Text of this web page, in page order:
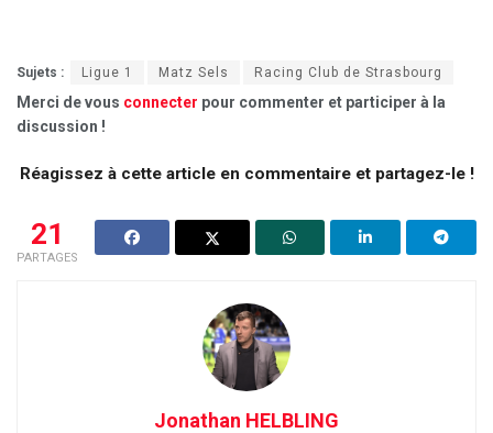
Sujets : Ligue 1 Matz Sels Racing Club de Strasbourg
Merci de vous connecter pour commenter et participer à la
discussion !
Réagissez à cette article en commentaire et partagez-le !
21
PARTAGES
Jonathan HELBLING